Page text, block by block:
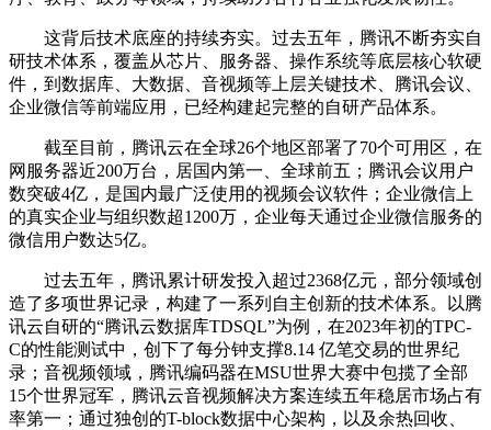
这背后技术底座的持续夯实。过去五年，腾讯不断夯实自
研技术体系，覆盖从芯片、服务器、操作系统等底层核心软硬
件，到数据库、大数据、音视频等上层关键技术、腾讯会议、
企业微信等前端应用，已经构建起完整的自研产品体系。
截至目前，腾讯云在全球26个地区部署了70个可用区，在
网服务器近200万台，居国内第一、全球前五；腾讯会议用户
数突破4亿，是国内最广泛使用的视频会议软件；企业微信上
的真实企业与组织数超1200万，企业每天通过企业微信服务的
微信用户数达5亿。
过去五年，腾讯累计研发投入超过2368亿元，部分领域创
造了多项世界记录，构建了一系列自主创新的技术体系。以腾
讯云自研的“腾讯云数据库TDSQL”为例，在2023年初的TPC-
C的性能测试中，创下了每分钟支撑8.14 亿笔交易的世界纪
录；音视频领域，腾讯编码器在MSU世界大赛中包揽了全部
15个世界冠军，腾讯云音视频解决方案连续五年稳居市场占有
率第一；通过独创的T-block数据中心架构，以及余热回收、